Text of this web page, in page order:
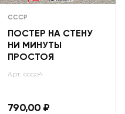
СССР
ПОСТЕР НА СТЕНУ
НИ МИНУТЫ
ПРОСТОЯ
Арт: ссср4
790,00 ₽